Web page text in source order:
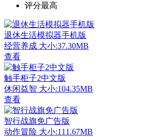
评分最高
退休生活模拟器手机版
经营养成 大小:37.30MB
查看
触手柜子2中文版
休闲益智 大小:104.35MB
查看
智行战旗免广告版
动作冒险 大小:111.67MB